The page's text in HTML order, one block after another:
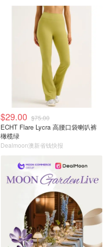
$29.00 $75.00
ECHT Flare Lycra 高腰口袋喇叭裤
橄榄绿
Dealmoon澳新省钱快报